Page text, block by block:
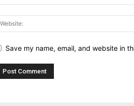
Save my name, email, and website in